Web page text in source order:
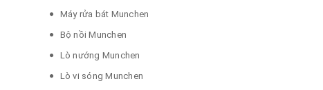
Máy rửa bát Munchen
Bộ nồi Munchen
Lò nướng Munchen
Lò vi sóng Munchen